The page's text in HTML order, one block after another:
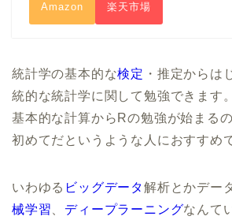
Amazon 楽天市場
統計学の基本的な検定 ・推定からは
統的な統計学に関して勉強できます
基本的な計算からRの勉強が始まる
初めてだというような人におすすめ
いわゆる ビッグデータ解析とかデー
械学習
ディープラーニングなんて